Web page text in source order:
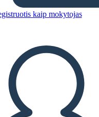
kaip mokytojas
lentą
DEMONSTRACIJĄ
MAN